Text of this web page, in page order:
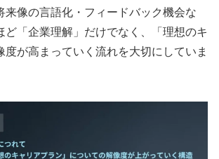
来像の言語化・フィードバック機会な
ど「企業理解」だけでなく、「理想のキ
度が高まっていく流れを大切にしていま